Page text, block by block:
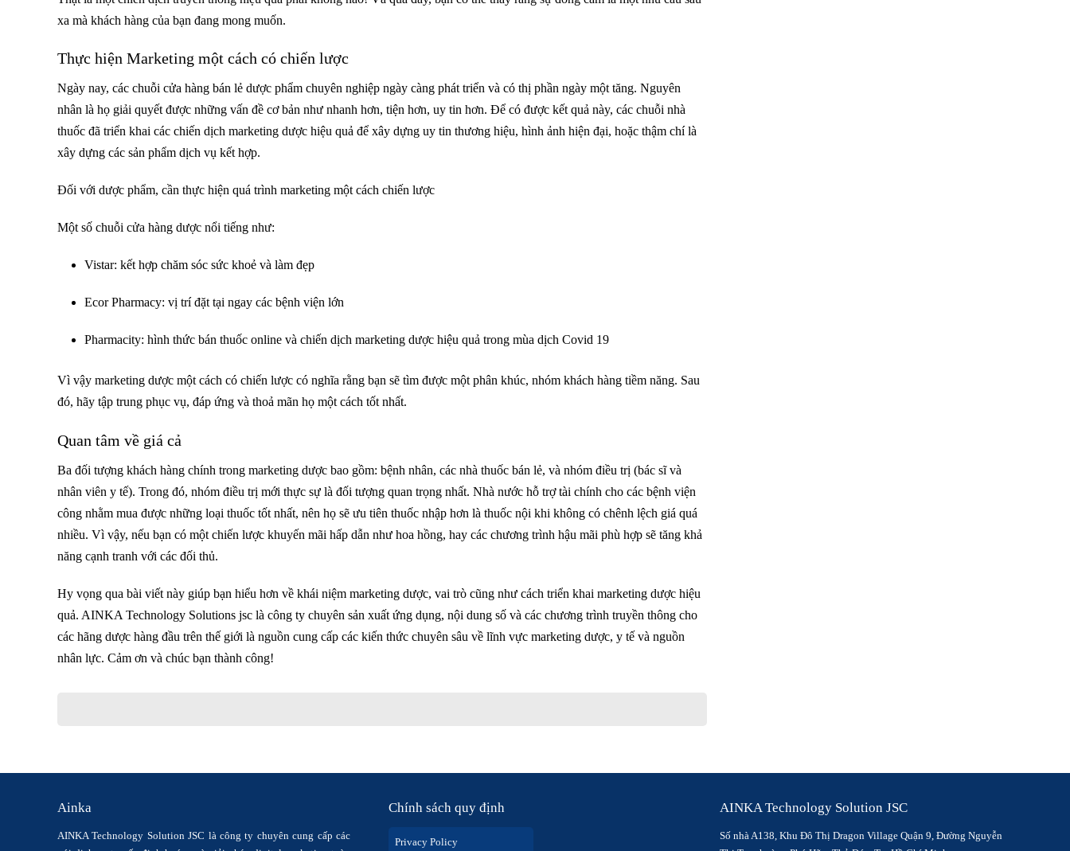
xa mà khách hàng của bạn đang mong muốn.
Thực hiện Marketing một cách có chiến lược
Ngày nay, các chuỗi cửa hàng bán lẻ dược phẩm chuyên nghiệp ngày càng phát triển và có thị phần ngày một tăng. Nguyên
nhân là họ giải quyết được những vấn đề cơ bản như nhanh hơn, tiện hơn, uy tin hơn. Để có được kết quả này, các chuỗi nhà
thuốc đã triển khai các chiến dịch marketing dược hiệu quả để xây dựng uy tin thương hiệu, hình ảnh hiện đại, hoặc thậm chí là
xây dựng các sản phẩm dịch vụ kết hợp.
Đối với dược phẩm, cần thực hiện quá trình marketing một cách chiến lược
Một số chuỗi cửa hàng dược nổi tiếng như:
Vistar: kết hợp chăm sóc sức khoẻ và làm đẹp
Ecor Pharmacy: vị trí đặt tại ngay các bệnh viện lớn
Pharmacity: hình thức bán thuốc online và chiến dịch marketing dược hiệu quả trong mùa dịch Covid 19
Vì vậy marketing dược một cách có chiến lược có nghĩa rằng bạn sẽ tìm được một phân khúc, nhóm khách hàng tiềm năng. Sau
đó, hãy tập trung phục vụ, đáp ứng và thoả mãn họ một cách tốt nhất.
Quan tâm về giá cả
Ba đối tượng khách hàng chính trong marketing dược bao gồm: bệnh nhân, các nhà thuốc bán lẻ, và nhóm điều trị (bác sĩ và
nhân viên y tế). Trong đó, nhóm điều trị mới thực sự là đối tượng quan trọng nhất. Nhà nước hỗ trợ tài chính cho các bệnh viện
công nhằm mua được những loại thuốc tốt nhất, nên họ sẽ ưu tiên thuốc nhập hơn là thuốc nội khi không có chênh lệch giá quá
nhiều. Vì vậy, nếu bạn có một chiến lược khuyến mãi hấp dẫn như hoa hồng, hay các chương trình hậu mãi phù hợp sẽ tăng khả
năng cạnh tranh với các đối thủ.
Hy vọng qua bài viết này giúp bạn hiểu hơn về khái niệm marketing dược, vai trò cũng như cách triển khai marketing dược hiệu
quả. AINKA Technology Solutions jsc là công ty chuyên sản xuất ứng dụng, nội dung số và các chương trình truyền thông cho
các hãng dược hàng đầu trên thế giới là nguồn cung cấp các kiến thức chuyên sâu về lĩnh vực marketing dược, y tế và nguồn
nhân lực. Cảm ơn và chúc bạn thành công!
Ainka
AINKA Technology Solution JSC là công ty chuyên cung cấp các
Chính sách quy định
Privacy Policy
AINKA Technology Solution JSC
Số nhà A138, Khu Đô Thị Dragon Village Quận 9, Đường Nguyễn